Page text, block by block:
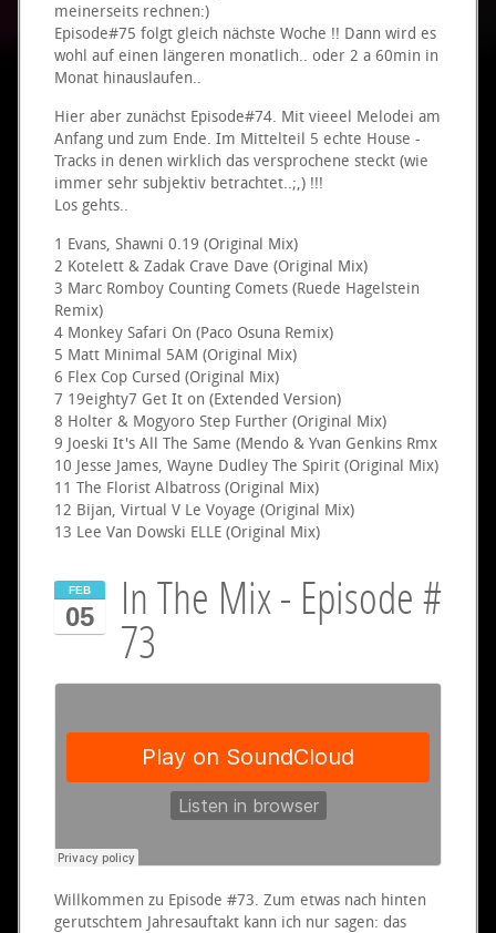
meinerseits rechnen:)
Episode#75 folgt gleich nächste Woche !! Dann wird es
wohl auf einen längeren monatlich.. oder 2 a 60min in
Monat hinauslaufen..
Hier aber zunächst Episode#74. Mit vieeel Melodei am
Anfang und zum Ende. Im Mittelteil 5 echte House -
Tracks in denen wirklich das versprochene steckt (wie
immer sehr subjektiv betrachtet..;,) !!!
Los gehts..
1 Evans, Shawni 0.19 (Original Mix)
2 Kotelett & Zadak Crave Dave (Original Mix)
3 Marc Romboy Counting Comets (Ruede Hagelstein
Remix)
4 Monkey Safari On (Paco Osuna Remix)
5 Matt Minimal 5AM (Original Mix)
6 Flex Cop Cursed (Original Mix)
7 19eighty7 Get It on (Extended Version)
8 Holter & Mogyoro Step Further (Original Mix)
9 Joeski It's All The Same (Mendo & Yvan Genkins Rmx
10 Jesse James, Wayne Dudley The Spirit (Original Mix)
11 The Florist Albatross (Original Mix)
12 Bijan, Virtual V Le Voyage (Original Mix)
13 Lee Van Dowski ELLE (Original Mix)
FEB
05
In The Mix - Episode #
73
Willkommen zu Episode #73. Zum etwas nach hinten
gerutschtem Jahresauftakt kann ich nur sagen: das